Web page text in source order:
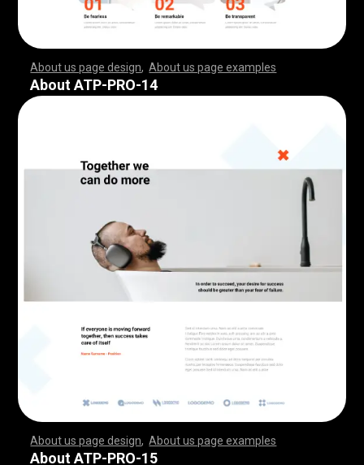
About us page design ,About us page examples
,,,,,,,,,,,,,,,,,,,,,,,, ,,,,,,,,,,,,,,,,,,,,,,,,,,,
,,,,,,,,,,,,,,,,,,,,,,,, ,,,,,,,,,,,,,,,,,,,,,,,,,,,
,,,,,,,,,,,,,,,,,,,,,,,, ,,,,,,,,,,,,,,,,,,,,,,,,,,,
,,,,,,,,,,,,,,,,,,,,,,,, ,,,,,,,,,,,,,,,,,,,,,,,,,,,
,,,,,,,,,,,,,,,,,,,,,,,, ,,,,,,,,,,,,,,,,,,,,,,,,,,,
,,,,,,,,,,,,,,,,,,,,,,,, ,,,,,,,,,,,,,,,,,,,,,,,,,,,
,,,,,,,,,,,,,,,,,,,,,,,, ,,,,,,,,,,,,,,,,,,,,,,,,,,,
,,,,,,,,,,,,,,,,,,,,,,,, ,,,,,,,,,,,,
About ATP-PRO-14
About us page design ,About us page examples
,,,,,,,,,,,,,,,,,,,,,,,, ,,,,,,,,,,,,,,,,,,,,,,,,,,,
,,,,,,,,,,,,,,,,,,,,,,,, ,,,,,,,,,,,,,,,,,,,,,,,,,,,
,,,,,,,,,,,,,,,,,,,,,,,, ,,,,,,,,,,,,,,,,,,,,,,,,,,,
,,,,,,,,,,,,,,,,,,,,,,,, ,,,,,,,,,,,,,,,,,,,,,,,,,,,
,,,,,,,,,,,,,,,,,,,,,,,, ,,,,,,,,,,,,,,,,,,,,,,,,,,,
,,,,,,,,,,,,,,,,,,,,,,,, ,,,,,,,,,,,,,,,,,,,,,,,,,,,
,,,,,,,,,,,,,,,,,,,,,,,, ,,,,,,,,,,,,,,,,,,,,,,,,,,,
,,,,,,,,,,,,,,,,,,,,,,,, ,,,,,,,,,,,,
About ATP-PRO-15